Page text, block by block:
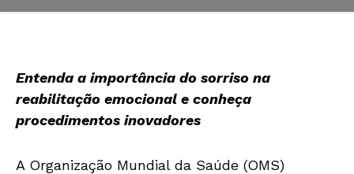
Entenda a importância do sorriso na
reabilitação emocional e conheça
procedimentos inovadores
A Organização Mundial da Saúde (OMS)